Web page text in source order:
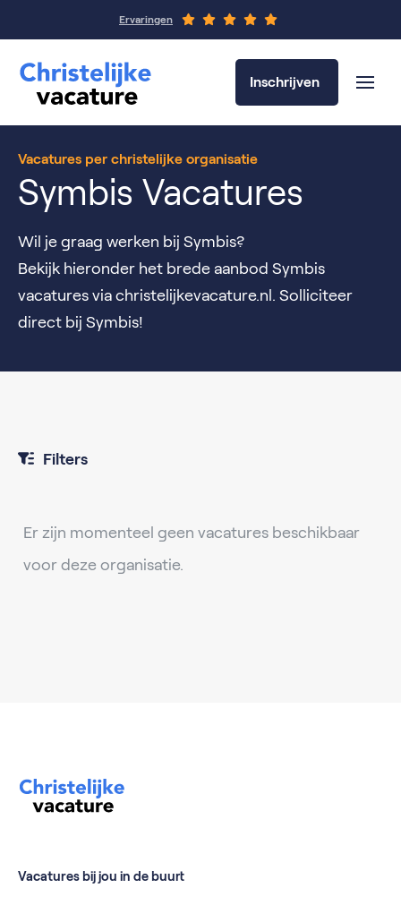
Ervaringen
Inschrijven
Vacatures per christelijke organisatie
Symbis Vacatures
Wil je graag werken bij Symbis?
Bekijk hieronder het brede aanbod Symbis
vacatures via christelijkevacature.nl. Solliciteer
direct bij Symbis!
Filters
Er zijn momenteel geen vacatures beschikbaar
voor deze organisatie.
Vacatures bij jou in de buurt